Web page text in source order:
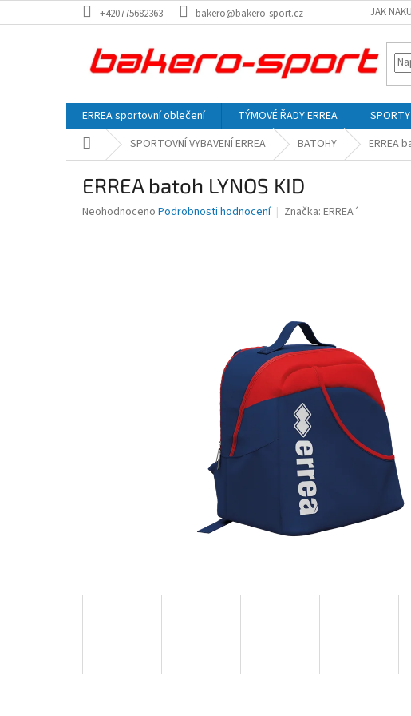
na
+420775682363 bakero@bakero-sport.cz JAK
ERREA sportovní oblečení TÝMOVÉ ŘADY ERREA SPORTY
Domů SPORTOVNÍ VYBAVENÍ ERREA BATOHY ERREA
ERREA batoh LYNOS KID
Průměrné
Neohodnoceno Podrobnosti hodnocení Značka: ERREA´